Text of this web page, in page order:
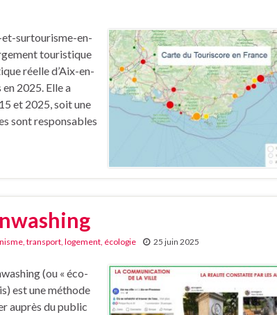
surtourisme-en-
touristique
réelle d’Aix-en-
2025. Elle a
et 2025, soit une
sont responsables
transport, logement, écologie 25 juin 2025
(ou « éco-
est une méthode
auprès du public